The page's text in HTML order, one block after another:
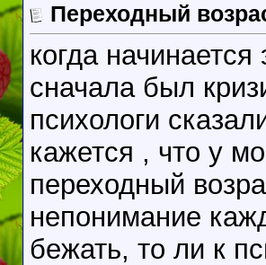
Переходный
когда
сначала был
психологи
кажется , что у
переходный
непонимание
бежать, то ли к